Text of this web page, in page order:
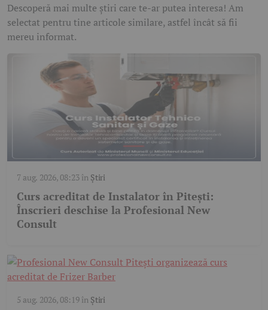
Descoperă mai multe știri care te-ar putea interesa! Am
selectat pentru tine articole similare, astfel încât să fii
mereu informat.
7 aug. 2026, 08:23în Știri
Curs acreditat de Instalator în Pitești:
Înscrieri deschise la Profesional New
Consult
5 aug. 2026, 08:19în Știri